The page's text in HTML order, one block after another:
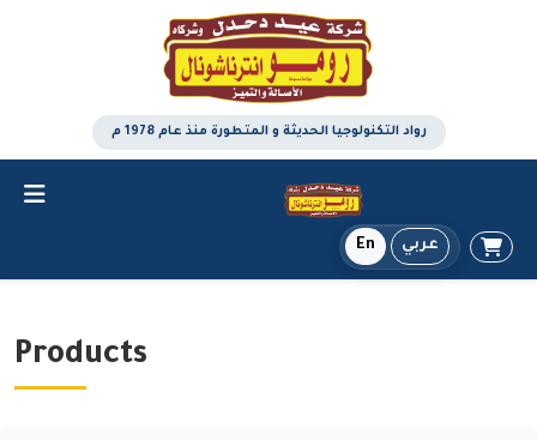
رواد التكنولوجيا الحديثة و المتطورة منذ عام 1978 م
En عربي
Products